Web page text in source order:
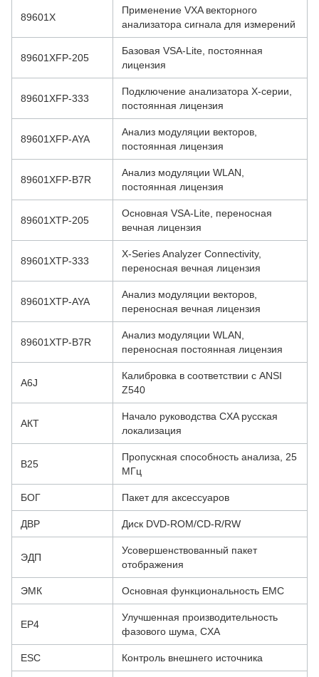
89601X
Применение VXA векторного
анализатора сигнала для измерений
89601XFP-205
Базовая VSA-Lite, постоянная
лицензия
89601XFP-333
Подключение анализатора X-серии,
постоянная лицензия
89601XFP-AYA
Анализ модуляции векторов,
постоянная лицензия
89601XFP-B7R
Анализ модуляции WLAN,
постоянная лицензия
89601XTP-205
Основная VSA-Lite, переносная
вечная лицензия
89601XTP-333
X-Series Analyzer Connectivity,
переносная вечная лицензия
89601XTP-AYA
Анализ модуляции векторов,
переносная вечная лицензия
89601XTP-B7R
Анализ модуляции WLAN,
переносная постоянная лицензия
A6J
Калибровка в соответствии с ANSI
Z540
АКТ
Начало руководства CXA русская
локализация
B25
Пропускная способность анализа, 25
МГц
БОГ Пакет для аксессуаров
ДВР Диск DVD-ROM/CD-R/RW
ЭДП
Усовершенствованный пакет
отображения
ЭМК Основная функциональность EMC
EP4
Улучшенная производительность
фазового шума, CXA
ESC Контроль внешнего источника